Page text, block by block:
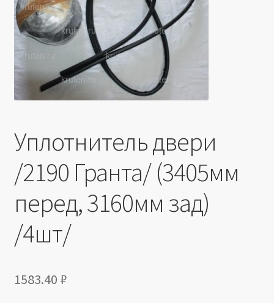
Производители
Юридические данные
Уплотнитель двери
/2190 Гранта/ (3405мм
перед, 3160мм зад)
/4шт/
1583.40 ₽